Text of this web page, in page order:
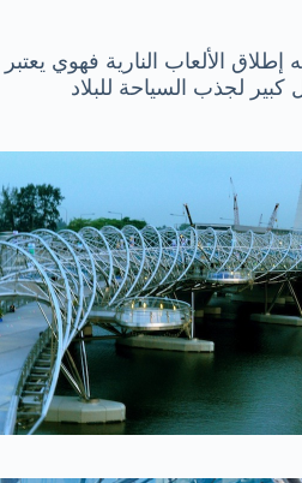
إطلاق الألعاب النارية فهوي
كبير لجذب السياحة للبلاد